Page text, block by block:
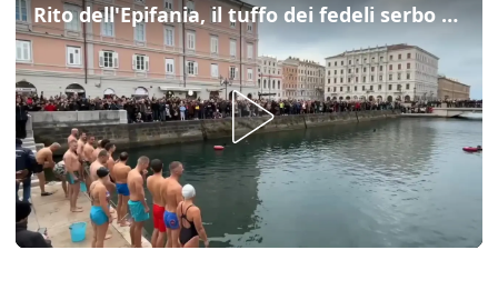
Rito dell'Epifania, il tuffo dei fedeli serbo ortodossi a Trieste